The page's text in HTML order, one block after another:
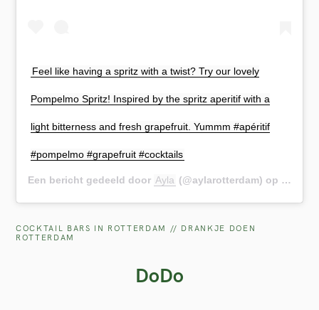
Feel like having a spritz with a twist? Try our lovely
Pompelmo Spritz! Inspired by the spritz aperitif with a
light bitterness and fresh grapefruit. Yummm #apéritif
#pompelmo #grapefruit #cocktails
Een bericht gedeeld door Ayla (@aylarotterdam) op 20 Aug
COCKTAIL BARS IN ROTTERDAM // DRANKJE DOEN
ROTTERDAM
DoDo